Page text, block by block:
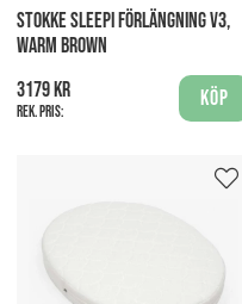
STOKKE SLEEPI FÖRLÄNGNING V3,
WARM BROWN
3179 kr
Rek. pris:
Köp